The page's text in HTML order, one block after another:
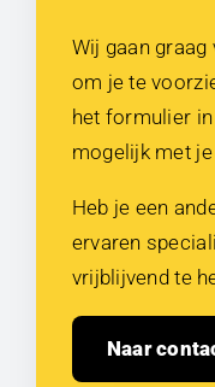
Wij gaan
om je te
het formulier
mogelijk met
Heb je een
ervaren
vrijblijvend te
Naar